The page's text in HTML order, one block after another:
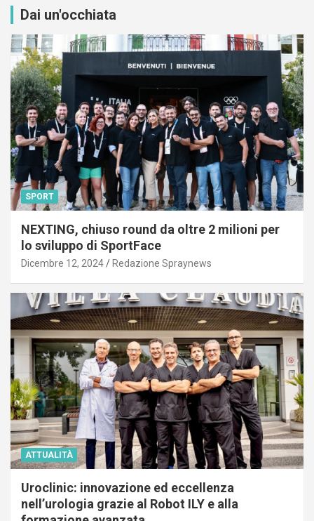
Dai un'occhiata
SPORT
NEXTING, chiuso round da oltre 2 milioni per
lo sviluppo di SportFace
Dicembre 12, 2024 Redazione Spraynews
ATTUALITÀ
Uroclinic: innovazione ed eccellenza
nell’urologia grazie al Robot ILY e alla